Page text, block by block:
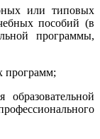
или типовых
пособий (в
программы,
программ;